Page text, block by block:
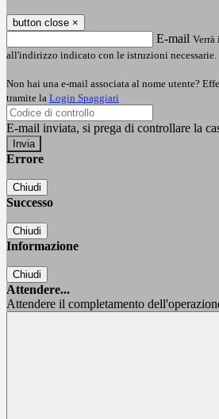
button close ×
E-mail Verrà
all'indirizzo indicato con le istruzioni necessarie.
Non hai una e-mail associata al nome utente?
tramite la Login Spaggiari
E-mail inviata, si prega di controllare la
Errore
Chiudi
Successo
Chiudi
Informazione
Chiudi
Attendere...
Attendere il completamento